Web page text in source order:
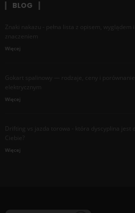
BLOG
Znaki nakazu - pełna lista z opisem, wyglądem i
znaczeniem
Więcej
Gokart spalinowy — rodzaje, ceny i
elektrycznym
Więcej
Drifting vs jazda torowa - która dyscyplina jest
Ciebie?
Więcej